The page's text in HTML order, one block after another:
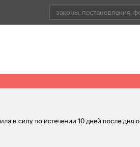
в силу по истечении 10 дней после